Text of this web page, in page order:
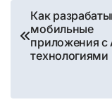
Навигация
по
записям
Как
мобильные
приложения с
технологиями